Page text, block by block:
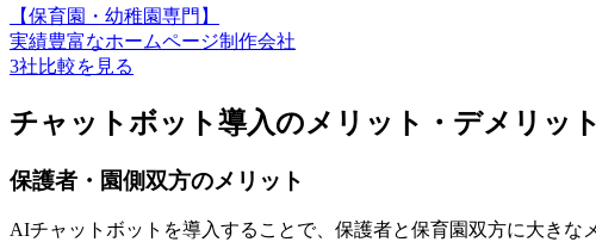
【保育園・幼稚園専門】
実績豊富なホームページ制作会社
3社比較を見る
チャットボット導入のメリット・デメリット
保護者・園側双方のメリット
AIチャットボットを導入することで、保護者と保育園双方に大き